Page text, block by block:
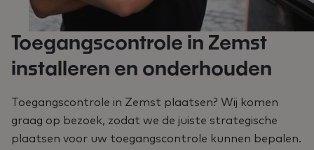
Toegangscontrole in Zemst
installeren en onderhouden
Toegangscontrole in Zemst plaatsen? Wij komen
graag op bezoek, zodat we de juiste strategische
plaatsen voor uw toegangscontrole kunnen bepalen.